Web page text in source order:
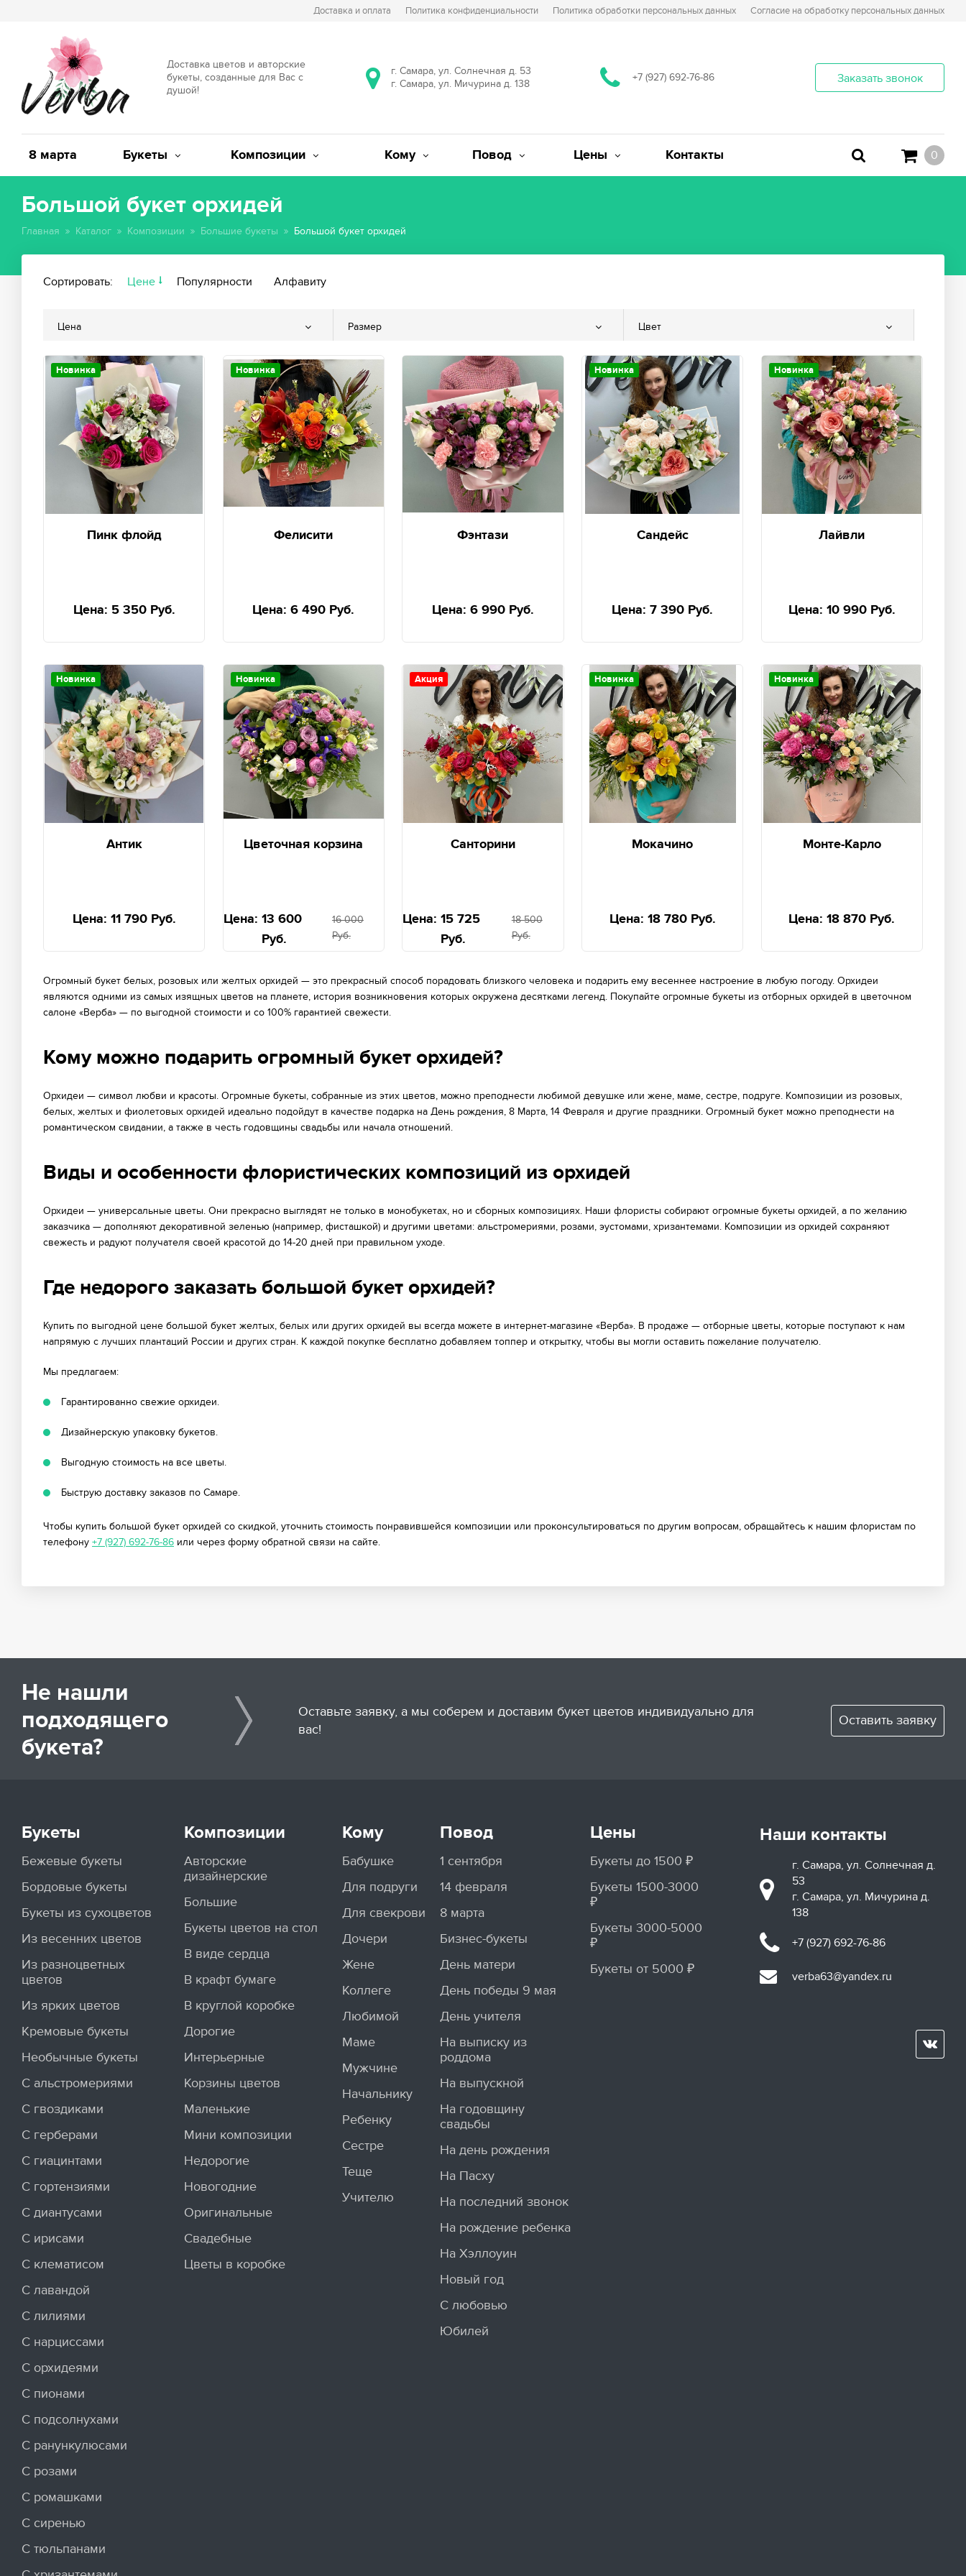
Доставка и оплата Политика конфиденциальности Политика обработки персональных данных Согласие на обработку персональных данных
Доставка цветов и авторские
букеты, созданные для Вас с
душой!
г. Самара, ул. Солнечная д. 53
г. Самара, ул. Мичурина д. 138
+7 (927) 692-76-86 Заказать звонок
8 марта Букеты Композиции Кому Повод Цены Контакты 0
Большой букет орхидей
Главная Каталог Композиции Большие букеты Большой букет орхидей
Сортировать: Цене Популярности Алфавиту
Цена Размер Цвет
Новинка
Пинк флойд
Цена: 5 350 Руб.
Новинка
Фелисити
Цена: 6 490 Руб.
Фэнтази
Цена: 6 990 Руб.
Новинка
Сандейс
Цена: 7 390 Руб.
Новинка
Лайвли
Цена: 10 990 Руб.
Новинка
Антик
Цена: 11 790 Руб.
Новинка
Цветочная корзина
Цена: 13 600
Руб.
16 000
Руб.
Акция
Санторини
Цена: 15 725
Руб.
18 500
Руб.
Новинка
Мокачино
Цена: 18 780 Руб.
Новинка
Монте-Карло
Цена: 18 870 Руб.
Огромный букет белых, розовых или желтых орхидей — это прекрасный способ порадовать близкого человека и подарить ему весеннее настроение в любую погоду. Орхидеи
являются одними из самых изящных цветов на планете, история возникновения которых окружена десятками легенд. Покупайте огромные букеты из отборных орхидей в цветочном
салоне «Верба» — по выгодной стоимости и со 100% гарантией свежести.
Кому можно подарить огромный букет орхидей?
Орхидеи — символ любви и красоты. Огромные букеты, собранные из этих цветов, можно преподнести любимой девушке или жене, маме, сестре, подруге. Композиции из розовых,
белых, желтых и фиолетовых орхидей идеально подойдут в качестве подарка на День рождения, 8 Марта, 14 Февраля и другие праздники. Огромный букет можно преподнести на
романтическом свидании, а также в честь годовщины свадьбы или начала отношений.
Виды и особенности флористических композиций из орхидей
Орхидеи — универсальные цветы. Они прекрасно выглядят не только в монобукетах, но и сборных композициях. Наши флористы собирают огромные букеты орхидей, а по желанию
заказчика — дополняют декоративной зеленью (например, фисташкой) и другими цветами: альстромериями, розами, эустомами, хризантемами. Композиции из орхидей сохраняют
свежесть и радуют получателя своей красотой до 14-20 дней при правильном уходе.
Где недорого заказать большой букет орхидей?
Купить по выгодной цене большой букет желтых, белых или других орхидей вы всегда можете в интернет-магазине «Верба». В продаже — отборные цветы, которые поступают к нам
напрямую с лучших плантаций России и других стран. К каждой покупке бесплатно добавляем топпер и открытку, чтобы вы могли оставить пожелание получателю.
Мы предлагаем:
Гарантированно свежие орхидеи.
Дизайнерскую упаковку букетов.
Выгодную стоимость на все цветы.
Быструю доставку заказов по Самаре.
Чтобы купить большой букет орхидей со скидкой, уточнить стоимость понравившейся композиции или проконсультироваться по другим вопросам, обращайтесь к нашим флористам по
телефону +7 (927) 692-76-86 или через форму обратной связи на сайте.
Не нашли
подходящего
букета?
Оставьте заявку, а мы соберем и доставим букет цветов индивидуально для
вас!
Оставить заявку
Букеты
Бежевые букеты
Бордовые букеты
Букеты из сухоцветов
Из весенних цветов
Из разноцветных
цветов
Из ярких цветов
Кремовые букеты
Необычные букеты
С альстромериями
С гвоздиками
С герберами
С гиацинтами
С гортензиями
С диантусами
С ирисами
С клематисом
С лавандой
С лилиями
С нарциссами
С орхидеями
С пионами
С подсолнухами
С ранункулюсами
С розами
С ромашками
С сиренью
С тюльпанами
Композиции
Авторские
дизайнерские
Большие
Букеты цветов на стол
В виде сердца
В крафт бумаге
В круглой коробке
Дорогие
Интерьерные
Корзины цветов
Маленькие
Мини композиции
Недорогие
Новогодние
Оригинальные
Свадебные
Цветы в коробке
Кому
Бабушке
Для подруги
Для свекрови
Дочери
Жене
Коллеге
Любимой
Маме
Мужчине
Начальнику
Ребенку
Сестре
Теще
Учителю
Повод
1 сентября
14 февраля
8 марта
Бизнес-букеты
День матери
День победы 9 мая
День учителя
На выписку из
роддома
На выпускной
На годовщину
свадьбы
На день рождения
На Пасху
На последний звонок
На рождение ребенка
На Хэллоуин
Новый год
С любовью
Юбилей
Цены
Букеты до 1500 ₽
Букеты 1500-3000
₽
Букеты 3000-5000
₽
Букеты от 5000 ₽
Наши контакты
г. Самара, ул. Солнечная д.
53
г. Самара, ул. Мичурина д.
138
+7 (927) 692-76-86
verba63@yandex.ru